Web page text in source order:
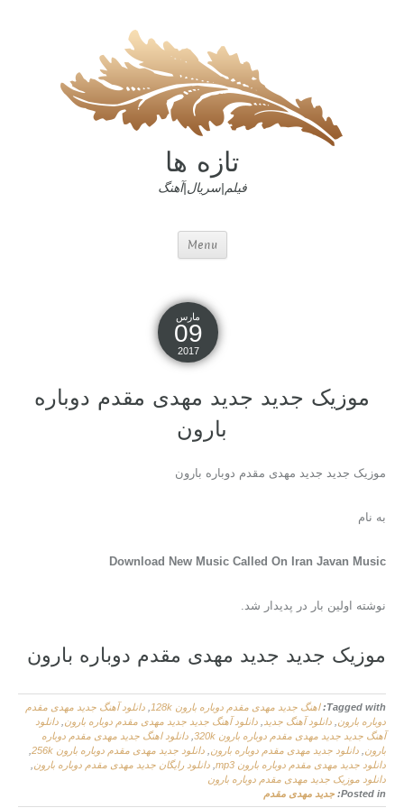
تازه ها
فیلم|سریال|آهنگ
Menu
مارس
09
2017
موزیک جدید جديد مهدی مقدم دوباره
بارون
موزیک جدید جديد مهدی مقدم دوباره بارون
به نام
Download New Music Called On Iran Javan Music
نوشته اولین بار در پدیدار شد.
موزیک جدید جديد مهدی مقدم دوباره بارون
Tagged with: اهنگ جديد مهدی مقدم دوباره بارون 128k
دانلود آهنگ جديد مهدی مقدم
دوباره بارون دانلود آهنگ جدید دانلود آهنگ جدید جديد مهدی مقدم دوباره بارون دانلود
آهنگ جدید جديد مهدی مقدم دوباره بارون 320k
دانلود اهنگ جديد مهدی مقدم دوباره
بارون دانلود جديد مهدی مقدم دوباره بارون دانلود جديد مهدی مقدم دوباره بارون 256k
دانلود جديد مهدی مقدم دوباره بارون mp3
دانلود رایگان جديد مهدی مقدم دوباره بارون
دانلود موزیک جديد مهدی مقدم دوباره بارون
Posted in: جديد مهدی مقدم